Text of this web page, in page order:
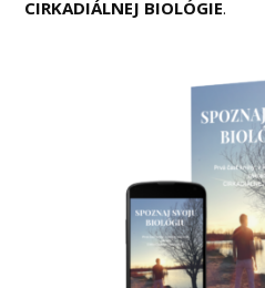
CIRKADIÁLNEJ BIOLÓGIE.